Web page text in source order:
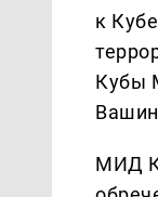
к
Кубы
МИД